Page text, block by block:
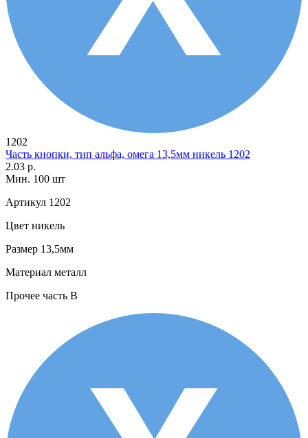
1202
Часть кнопки, тип альфа, омега 13,5мм никель 1202
2.03 р.
Мин. 100 шт
Артикул 1202
Цвет никель
Размер 13,5мм
Материал металл
Прочее часть В